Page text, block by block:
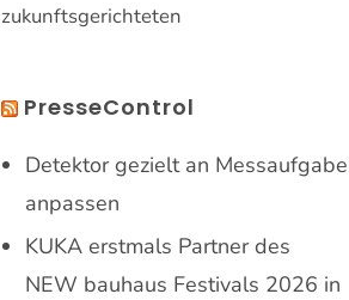
zukunftsgerichteten
PresseControl
Detektor gezielt an Messaufgabe
anpassen
KUKA erstmals Partner des
NEW bauhaus Festivals 2026 in